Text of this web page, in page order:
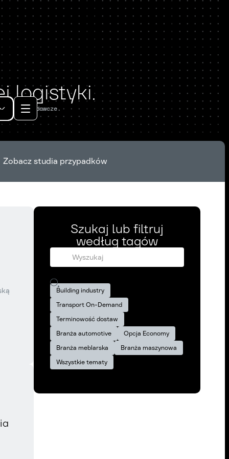
logistyki.
badawcze.
Zobacz studia przypadków
Szukaj lub filtruj
według tagów
Building industry
Transport On-Demand
Terminowość dostaw
Branża automotive
Opcja Economy
Branża meblarska
Branża maszynowa
Wszystkie tematy